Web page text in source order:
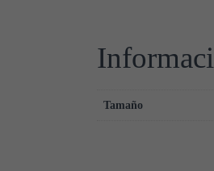
Tamaño